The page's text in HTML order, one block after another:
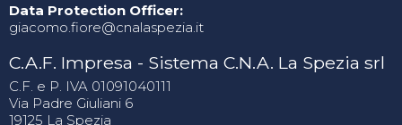
Data Protection Officer:
giacomo.fiore@cnalaspezia.it
C.A.F. Impresa - Sistema C.N.A. La Spezia srl
C.F. e P. IVA 01091040111
Via Padre Giuliani 6
19125 La Spezia